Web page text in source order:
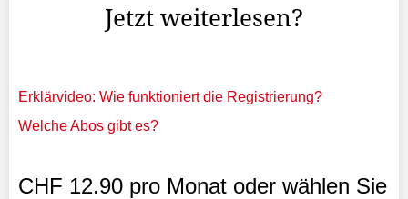
Jetzt weiterlesen?
Erklärvideo: Wie funktioniert die Registrierung?
Welche Abos gibt es?
CHF 12.90 pro Monat oder wählen Sie